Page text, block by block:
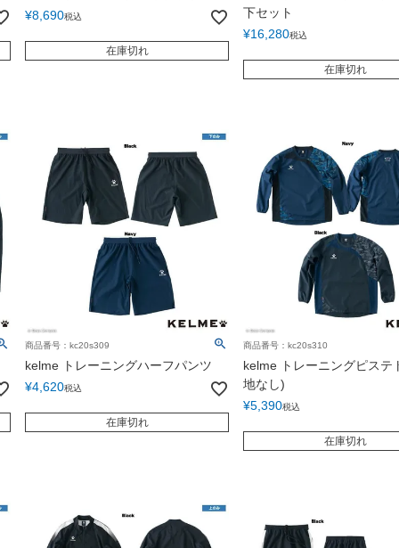
¥8,690税込
在庫切れ
下セット
¥16,280税込
在庫切れ
商品番号：kc20s309
kelme トレーニングハーフパンツ
¥4,620税込
在庫切れ
商品番号：kc20s310
kelme トレーニングピステ
地なし)
¥5,390税込
在庫切れ